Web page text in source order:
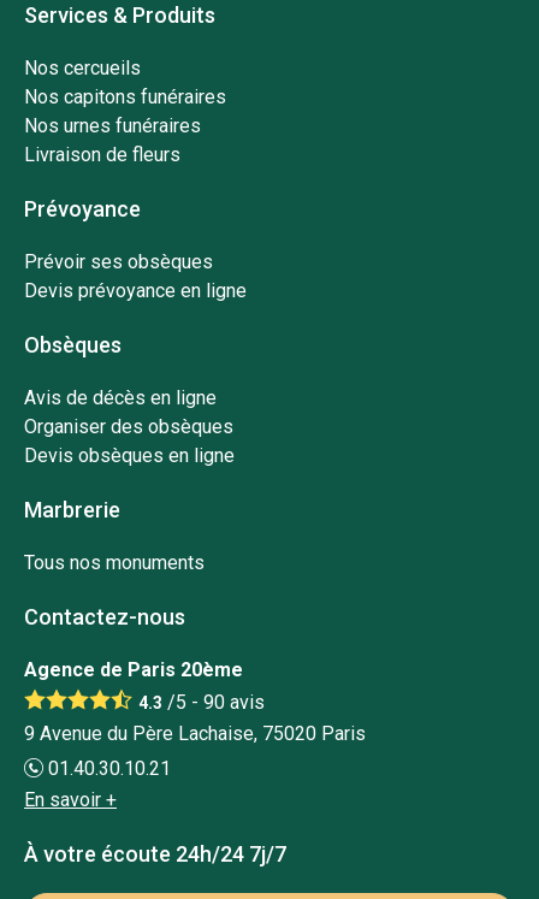
Services & Produits
Nos cercueils
Nos capitons funéraires
Nos urnes funéraires
Livraison de fleurs
Prévoyance
Prévoir ses obsèques
Devis prévoyance en ligne
Obsèques
Avis de décès en ligne
Organiser des obsèques
Devis obsèques en ligne
Marbrerie
Tous nos monuments
Contactez-nous
Agence de Paris 20ème
4.3 /5 - 90 avis
9 Avenue du Père Lachaise, 75020 Paris
01.40.30.10.21
En savoir +
À votre écoute 24h/24 7j/7